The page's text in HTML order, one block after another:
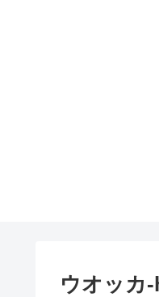
ウオッカ